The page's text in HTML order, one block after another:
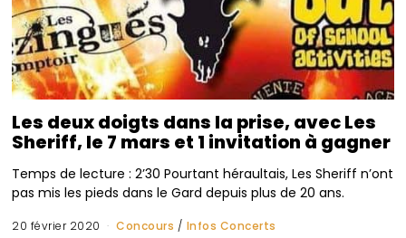
Les deux doigts dans la prise, avec Les
Sheriff, le 7 mars et 1 invitation à gagner
Temps de lecture : 2’30 Pourtant héraultais, Les Sheriff n’ont
pas mis les pieds dans le Gard depuis plus de 20 ans.
20 février 2020 Concours / Infos Concerts